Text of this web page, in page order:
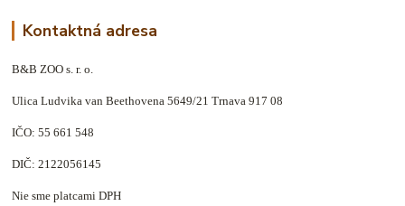
Kontaktná adresa
B&B ZOO s. r. o.
Ulica Ludvika van Beethovena 5649/21 Trnava 917 08
IČO: 55 661 548
DIČ: 2122056145
Nie sme platcami DPH